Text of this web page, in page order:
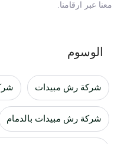
معنا عبر ارقامنا.
الوسوم
شركة رش مبيدات
شركة رش مبيدات بالدمام